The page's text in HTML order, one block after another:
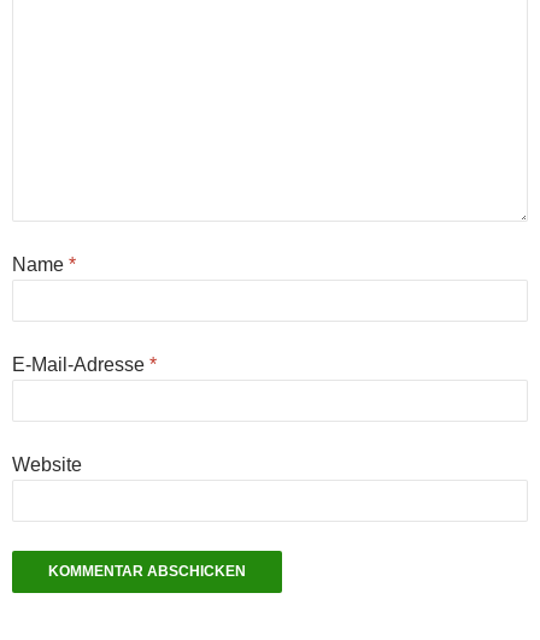
Name *
E-Mail-Adresse *
Website